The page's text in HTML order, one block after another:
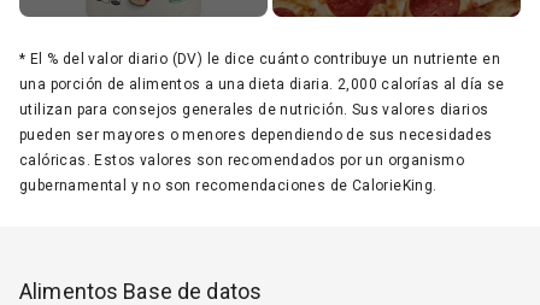
* El % del valor diario (DV) le dice cuánto contribuye un nutriente en
una porción de alimentos a una dieta diaria. 2,000 calorías al día se
utilizan para consejos generales de nutrición. Sus valores diarios
pueden ser mayores o menores dependiendo de sus necesidades
calóricas. Estos valores son recomendados por un organismo
gubernamental y no son recomendaciones de CalorieKing.
Alimentos Base de datos